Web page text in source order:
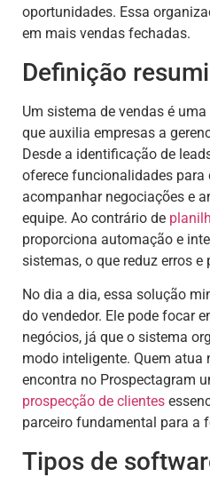
oportunidades. Essa
em mais vendas fechadas.
Definição
Um sistema de vendas é
que auxilia empresas a
Desde a identificação de
oferece funcionalidades para
acompanhar negociações e
equipe. Ao contrário de
proporciona automação e
sistemas, o que reduz erros e
No dia a dia, essa solução
do vendedor. Ele pode focar
negócios, já que o sistema
modo inteligente. Quem atua
encontra no Prospectagram
prospecção de clientes
parceiro fundamental para a
Tipos de